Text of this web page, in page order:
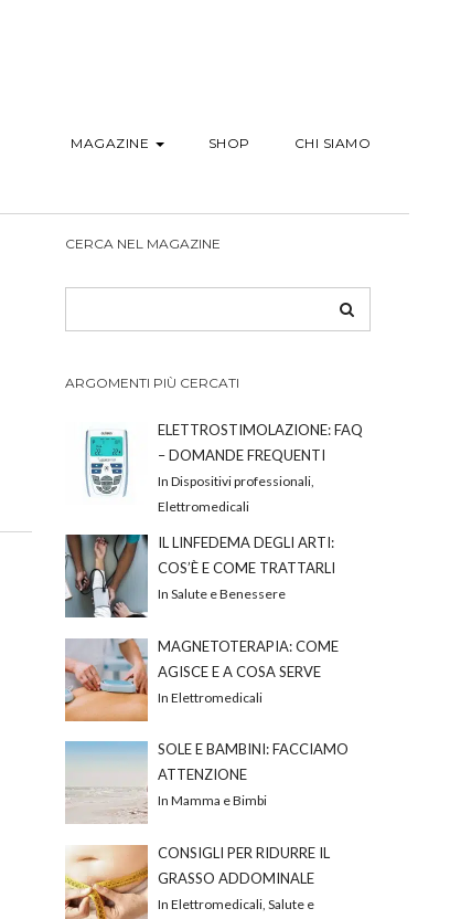
MAGAZINE SHOP CHI SIAMO
CERCA NEL MAGAZINE
ARGOMENTI PIÙ CERCATI
ELETTROSTIMOLAZIONE: FAQ
– DOMANDE FREQUENTI
In Dispositivi professionali,
Elettromedicali
IL LINFEDEMA DEGLI ARTI:
COS’È E COME TRATTARLI
In Salute e Benessere
MAGNETOTERAPIA: COME
AGISCE E A COSA SERVE
In Elettromedicali
SOLE E BAMBINI: FACCIAMO
ATTENZIONE
In Mamma e Bimbi
CONSIGLI PER RIDURRE IL
GRASSO ADDOMINALE
In Elettromedicali, Salute e